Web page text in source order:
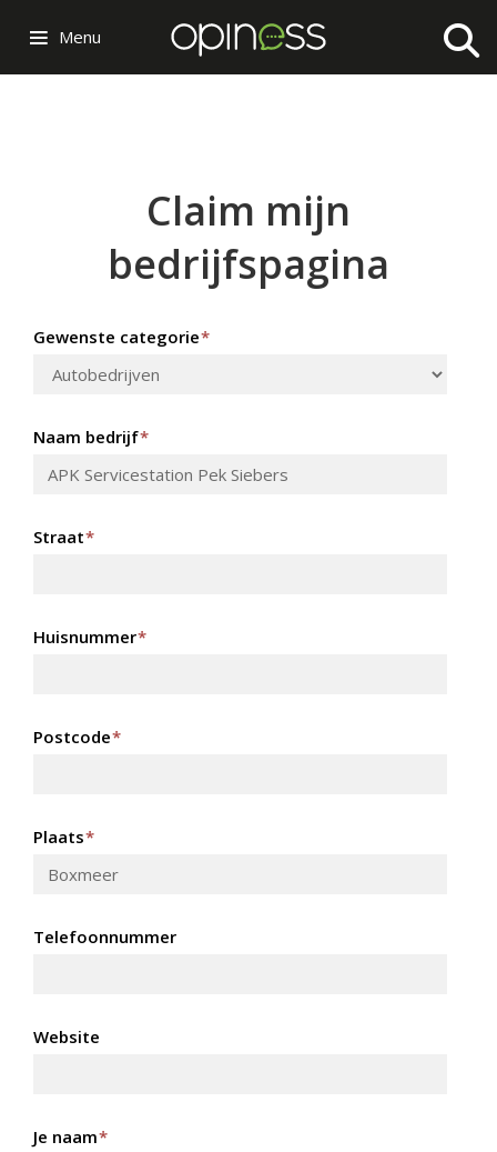
Menu
Claim mijn
bedrijfspagina
Gewenste categorie*
Naam bedrijf*
Straat*
Huisnummer*
Postcode*
Plaats*
Telefoonnummer
Website
Je naam*